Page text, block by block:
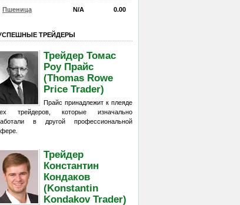
Пшеница N/A 0.00
ТРЕЙДЕРЫ
Трейдер Томас
Роу Прайс
(Thomas Rowe
Price Trader)
Прайс принадлежит к плеяде
трейдеров, которые изначально
в другой профессиональной
Трейдер
Константин
Кондаков
(Konstantin
Kondakov Trader)